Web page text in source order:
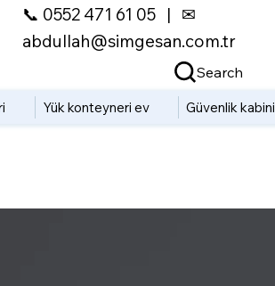
Search
Yük konteyneri ev Güvenlik kabini
📞 0552 471 61 05| ✉
abdullah@simgesan.com.tr